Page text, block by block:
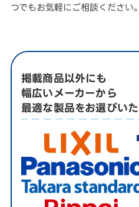
つでもお気軽にご相談ください。
掲載商品以外にも
幅広いメーカーから
最適な製品をお選びいた